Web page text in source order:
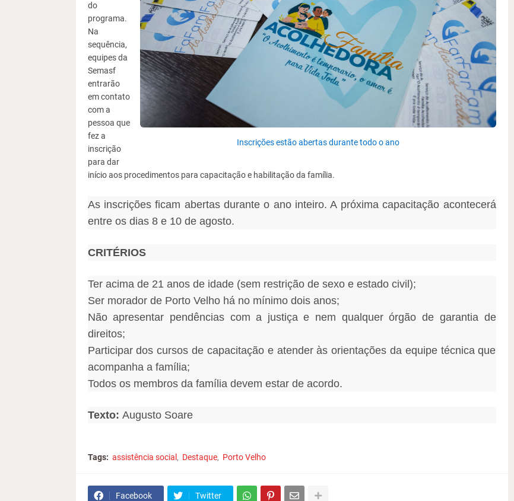
Inscrições estão abertas durante todo o ano
do
programa.
Na
sequência,
equipes da
Semasf
entrarão
em contato
com a
pessoa que
fez a
inscrição
para dar
início aos procedimentos para capacitação e habilitação da família.
As inscrições ficam abertas durante o ano inteiro. A próxima capacitação acontecerá
entre os dias 8 e 10 de agosto.
CRITÉRIOS
Ter acima de 21 anos de idade (sem restrição de sexo e estado civil);
Ser morador de Porto Velho há no mínimo dois anos;
Não apresentar pendências com a justiça e nem qualquer órgão de garantia de
direitos;
Participar dos cursos de capacitação e atender às orientações da equipe técnica que
acompanha a família;
Todos os membros da família devem estar de acordo.
Texto: Augusto Soare
Tags: assistência social Destaque Porto Velho
Facebook Twitter